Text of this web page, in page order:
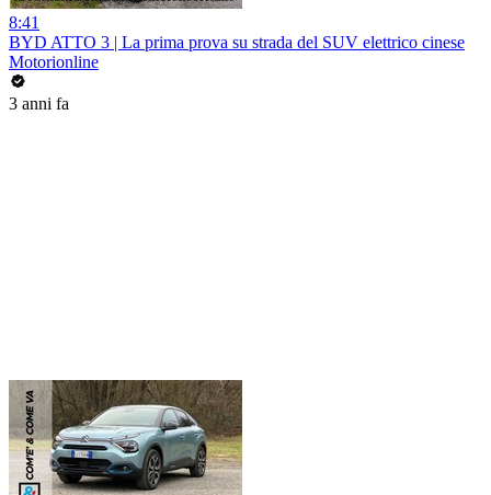
8:41
BYD ATTO 3 | La prima prova su strada del SUV elettrico cinese
Motorionline
3 anni fa